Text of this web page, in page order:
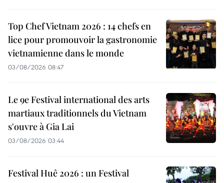
Top Chef Vietnam 2026 : 14 chefs en
lice pour promouvoir la gastronomie
vietnamienne dans le monde
03/08/2026 08:47
Le 9e Festival international des arts
martiaux traditionnels du Vietnam
s'ouvre à Gia Lai
03/08/2026 03:44
Festival Huê 2026 : un Festival